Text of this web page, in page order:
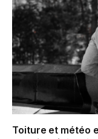
Toiture et météo